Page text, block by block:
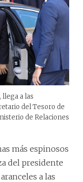
a las
del Tesoro de
de Relaciones
más espinosos
del presidente
a las